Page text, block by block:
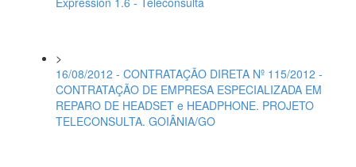
>
16/08/2012 - CONTRATAÇÃO DIRETA Nº 115/2012 -
CONTRATAÇÃO DE EMPRESA ESPECIALIZADA EM
REPARO DE HEADSET e HEADPHONE. PROJETO
TELECONSULTA. GOIÂNIA/GO